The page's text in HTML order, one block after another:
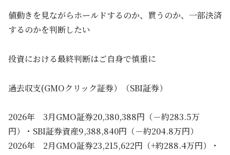
値動きを見ながらホールドするのか、買うのか、一部決済
するのかを判断したい
投資における最終判断はご自身で慎重に
過去収支(GMOクリック証券）（SBI証券）
2026年 3月GMO証券20,380,388円（－約283.5万
円）・SBI証券資産9,388,840円（－約204.8万円）
2026年 2月GMO証券23,215,622円（+約288.4万円）・